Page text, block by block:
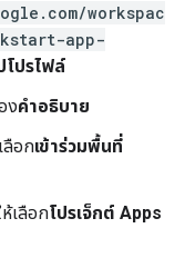
workspac
app-
โปรไฟล์
งคำอธิบาย
ลือกเข้าร่วมพื้นที่
เลือกโปรเจ็กต์ Apps